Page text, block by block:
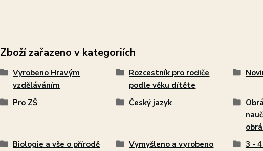
Zboží zařazeno v kategoriích
Vyrobeno Hravým
vzděláváním
Rozcestník pro rodiče
podle věku dítěte
Pro ZŠ Český jazyk
Biologie a vše o přírodě
Vymyšleno a vyrobeno
3 -